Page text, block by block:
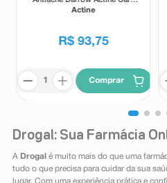
Alta Tolerância 400g
Actine
R$ 93,75
Comprar
Drogal: Sua Farmácia
A Drogal é muito mais do que uma
tudo o que precisa para cuidar da sua